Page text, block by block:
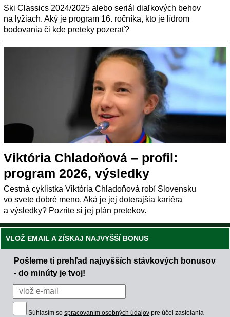
Ski Classics 2024/2025 alebo seriál diaľkových behov
na lyžiach. Aký je program 16. ročníka, kto je lídrom
bodovania či kde preteky pozerať?
Viktória Chladoňová – profil:
program 2026, výsledky
Cestná cyklistka Viktória Chladoňová robí Slovensku
vo svete dobré meno. Aká je jej doterajšia kariéra
a výsledky? Pozrite si jej plán pretekov.
VLOŽ EMAIL A ZÍSKAJ NAJVYŠŠÍ BONUS
Pošleme ti prehľad najvyšších stávkových bonusov
- do minúty je tvoj!
Súhlasím so spracovaním osobných údajov pre účel zasielania